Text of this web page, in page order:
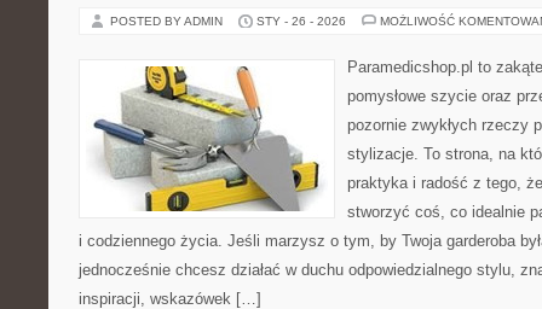
POSTED BY ADMIN STY - 26 - 2026 MOŻLIWOŚĆ
Paramedicshop.pl to
pomysłowe szycie oraz
pozornie zwykłych rzeczy
stylizacje. To strona, na
praktyka i radość z tego,
stworzyć coś, co idealnie
i codziennego życia. Jeśli marzysz o tym, by Twoja garderoba
jednocześnie chcesz działać w duchu odpowiedzialnego stylu,
inspiracji, wskazówek […]